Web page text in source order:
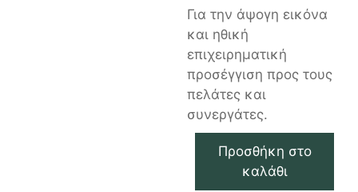
Για την άψογη εικόνα
και ηθική
επιχειρηματική
προσέγγιση προς τους
πελάτες και
συνεργάτες.
Προσθήκη στο
καλάθι